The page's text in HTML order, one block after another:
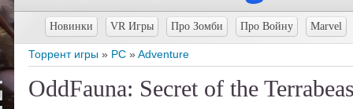
Новинки VR Игры Про Зомби Про Войну Marvel
Торрент игры » PC »Adventure
OddFauna: Secret of the